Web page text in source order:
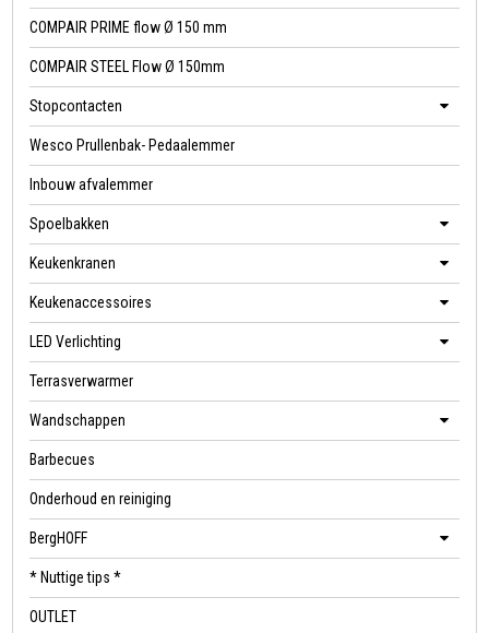
COMPAIR PRIME flow Ø 150 mm
COMPAIR STEEL Flow Ø 150mm
Stopcontacten
Wesco Prullenbak- Pedaalemmer
Inbouw afvalemmer
Spoelbakken
Keukenkranen
Keukenaccessoires
LED Verlichting
Terrasverwarmer
Wandschappen
Barbecues
Onderhoud en reiniging
BergHOFF
* Nuttige tips *
OUTLET